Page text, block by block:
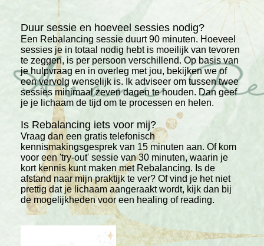
Duur sessie en hoeveel sessies nodig?
Een Rebalancing sessie duurt 90 minuten. Hoeveel
sessies je in totaal nodig hebt is moeilijk van tevoren
te zeggen, is per persoon verschillend. Op basis van
je hulpvraag en in overleg met jou, bekijken we of
een vervolg wenselijk is. Ik adviseer om tussen twee
sessies minimaal zeven dagen te houden. Dan geef
je je lichaam de tijd om te processen en helen.
Is Rebalancing iets voor mij?
Vraag dan een gratis telefonisch
kennismakingsgesprek van 15 minuten aan. Of kom
voor een 'try-out' sessie van 30 minuten, waarin je
kort kennis kunt maken met Rebalancing. Is de
afstand naar mijn praktijk te ver? Of vind je het niet
prettig dat je lichaam aangeraakt wordt, kijk dan bij
de mogelijkheden voor een healing of reading.